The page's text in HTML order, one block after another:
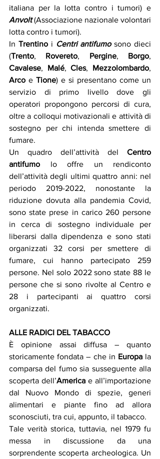
Anvolt (Associazione nazionale volontari
lotta contro i tumori).
In Trentino i Centri antifumo sono dieci
(Trento, Rovereto, Pergine, Borgo
Cavalese, Malé, Cles, Mezzolombardo
Arco e Tione) e si presentano come un
servizio di primo livello dove gli
operatori propongono percorsi di cura,
oltre a colloqui motivazionali e attività di
sostegno per chi intenda smettere di
fumare.
Un quadro dell’attività del Centro
antifumo lo offre un rendiconto
dell’attività degli ultimi quattro anni: nel
periodo 2019-2022, nonostante la
riduzione dovuta alla pandemia Covid,
sono state prese in carico 260 persone
in cerca di sostegno individuale per
liberarsi dalla dipendenza e sono stati
organizzati 32 corsi per smettere di
fumare, cui hanno partecipato 259
persone. Nel solo 2022 sono state 88 le
persone che si sono rivolte al Centro e
28 i partecipanti ai quattro corsi
organizzati.
ALLE RADICI DEL TABACCO
È opinione assai diffusa – quanto
storicamente fondata – che in Europa la
comparsa del fumo sia susseguente alla
scoperta dell’America e all’importazione
dal Nuovo Mondo di spezie, generi
alimentari e piante fino ad allora
sconosciuti, tra cui, appunto, il tabacco.
Tale verità storica, tuttavia, nel 1979 fu
messa in discussione da una
sorprendente scoperta archeologica. Un